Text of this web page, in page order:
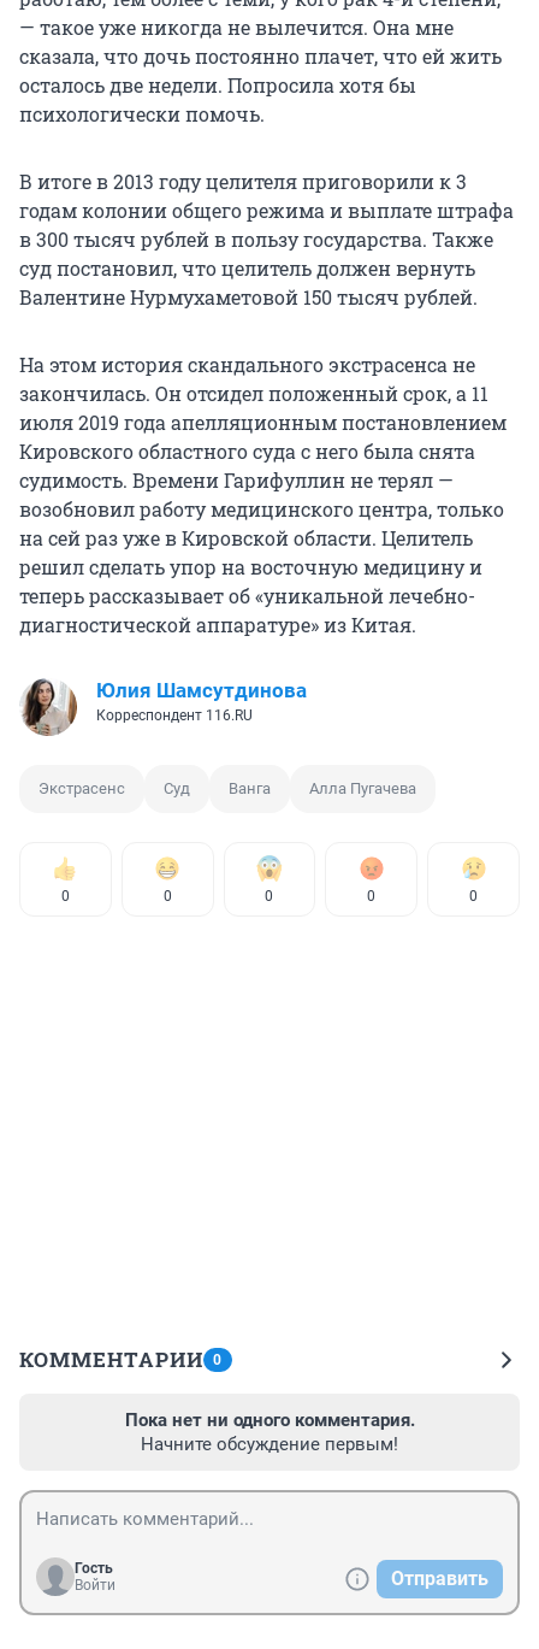
— такое уже никогда не вылечится. Она мне
сказала, что дочь постоянно плачет, что ей жить
осталось две недели. Попросила хотя бы
психологически помочь.
В итоге в 2013 году целителя приговорили к 3
годам колонии общего режима и выплате штрафа
в 300 тысяч рублей в пользу государства. Также
суд постановил, что целитель должен вернуть
Валентине Нурмухаметовой 150 тысяч рублей.
На этом история скандального экстрасенса не
закончилась. Он отсидел положенный срок, а 11
июля 2019 года апелляционным постановлением
Кировского областного суда с него была снята
судимость. Времени Гарифуллин не терял —
возобновил работу медицинского центра, только
на сей раз уже в Кировской области. Целитель
решил сделать упор на восточную медицину и
теперь рассказывает об «уникальной лечебно-
диагностической аппаратуре» из Китая.
Юлия Шамсутдинова
Корреспондент 116.RU
Экстрасенс Суд Ванга Алла Пугачева
0 0 0 0 0
КОММЕНТАРИИ 0
Пока нет ни одного комментария.
Начните обсуждение первым!
Гость
Войти
Отправить